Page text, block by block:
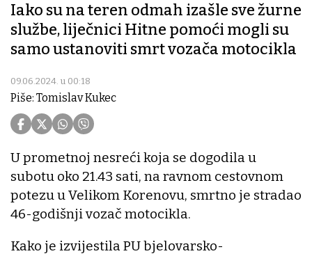
Iako su na teren odmah izašle sve žurne
službe, liječnici Hitne pomoći mogli su
samo ustanoviti smrt vozača motocikla
09.06.2024. u 00:18
Piše: Tomislav Kukec
U prometnoj nesreći koja se dogodila u
subotu oko 21.43 sati, na ravnom cestovnom
potezu u Velikom Korenovu, smrtno je stradao
46-godišnji vozač motocikla.
Kako je izvijestila PU bjelovarsko-